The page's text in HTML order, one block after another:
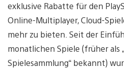
exklusive Rabatte für den
Online-Multiplayer, Cloud-
mehr zu bieten. Seit der
monatlichen Spiele (früher als
Spielesammlung“ bekannt)